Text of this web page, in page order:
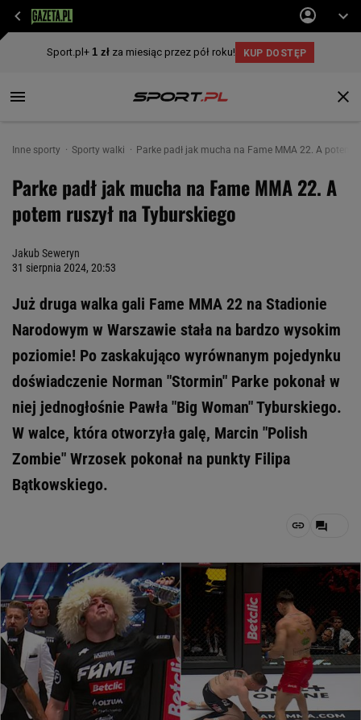
Inne sporty Sporty walki Parke padł jak mucha na Fame MMA 22. A potem
Parke padł jak mucha na Fame MMA 22. A
potem ruszył na Tyburskiego
Jakub Seweryn
31 sierpnia 2024, 20:53
Już druga walka gali Fame MMA 22 na Stadionie
Narodowym w Warszawie stała na bardzo wysokim
poziomie! Po zaskakująco wyrównanym pojedynku
doświadczenie Norman "Stormin" Parke pokonał w
niej jednogłośnie Pawła "Big Woman" Tyburskiego.
W walce, która otworzyła galę, Marcin "Polish
Zombie" Wrzosek pokonał na punkty Filipa
Bątkowskiego.